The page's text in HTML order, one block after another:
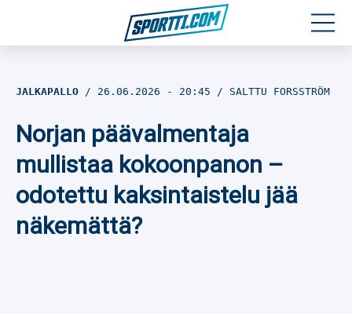
Jalkapallo
Yleisurheilu
Talviurheilu
JALKAPALLO 26.06.2026 - 20:45 SALTTU FORSSTRÖM
Norjan päävalmentaja
mullistaa kokoonpanon –
odotettu kaksintaistelu jää
näkemättä?